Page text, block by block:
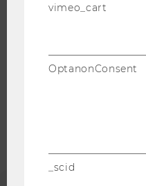
PRESSE
vimeo_cart
OptanonConsent
_scid